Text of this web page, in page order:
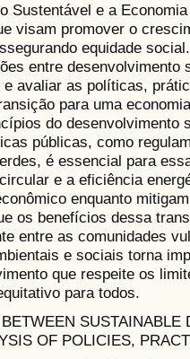
Sustentável e a
visam promover o
equidade
entre desenvolvimento
avaliar as políticas,
para uma
do desenvolvimento
públicas, como
é essencial para
e a eficiência
enquanto
os benefícios dessa
entre as comunidades
e sociais torna
que respeite os
para todos.
OF POLICIES,